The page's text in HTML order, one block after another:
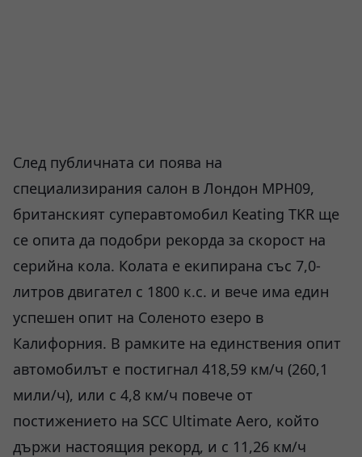
След публичната си поява на
специализирания салон в Лондон MPH09,
британският суперавтомобил Keating TKR ще
се опита да подобри рекорда за скорост на
серийна кола. Колата е екипирана със 7,0-
литров двигател с 1800 к.с. и вече има един
успешен опит на Соленото езеро в
Калифорния. В рамките на единствения опит
автомобилът е постигнал 418,59 км/ч (260,1
мили/ч), или с 4,8 км/ч повече от
постижението на SCC Ultimate Aero, който
държи настоящия рекорд, и с 11,26 км/ч